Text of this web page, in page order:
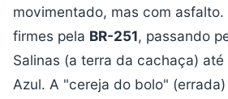
movimentado, mas com asfalto.
firmes pela BR-251, passando
Salinas (a terra da cachaça)
Azul. A "cereja do bolo"